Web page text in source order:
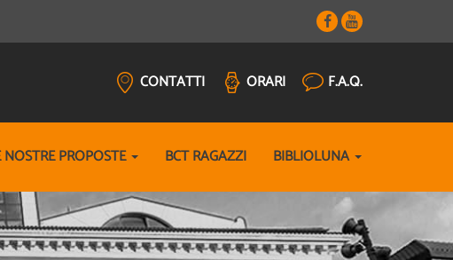
CONTATTI ORARI F.A.Q.
NOSTRE PROPOSTE BCT RAGAZZI BIBLIOLUNA